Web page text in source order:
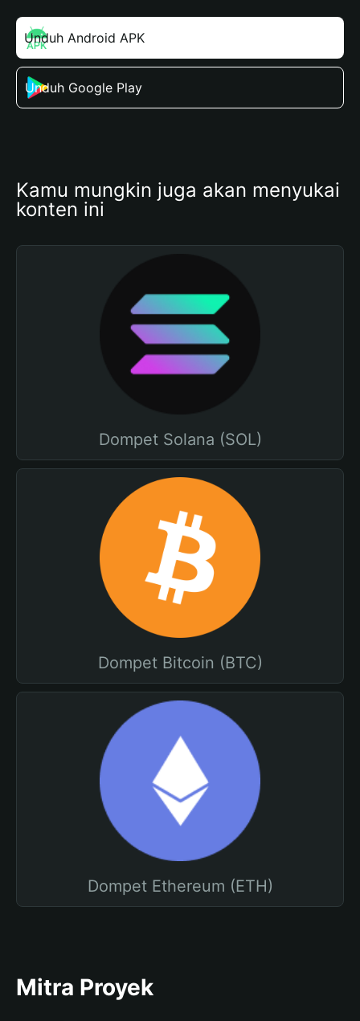
Unduh Android APK
Unduh Google Play
Kamu mungkin juga akan menyukai
konten ini
Dompet Solana (SOL)
Dompet Bitcoin (BTC)
Dompet Ethereum (ETH)
Mitra Proyek